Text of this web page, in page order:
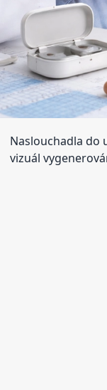
Naslouchadla do
vizuál